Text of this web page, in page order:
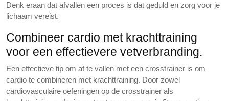
Denk eraan dat afvallen een proces is dat geduld en zorg voor je
lichaam vereist.
Combineer cardio met krachttraining
voor een effectievere vetverbranding.
Een effectieve tip om af te vallen met een crosstrainer is om
cardio te combineren met krachttraining. Door zowel
cardiovasculaire oefeningen op de crosstrainer als